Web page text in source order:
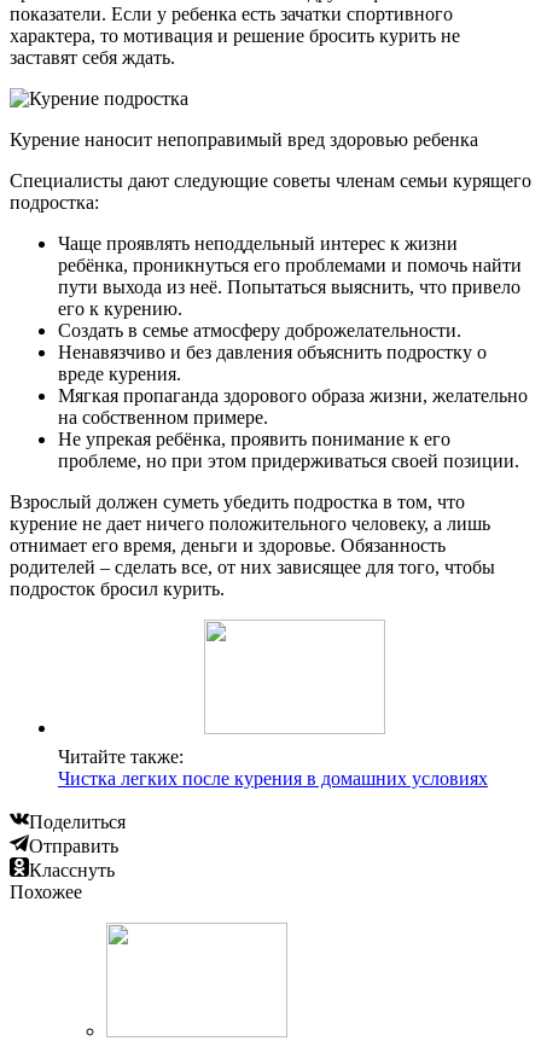
показатели. Если у ребенка есть зачатки спортивного
характера, то мотивация и решение бросить курить не
заставят себя ждать.
Курение наносит непоправимый вред здоровью ребенка
Специалисты дают следующие советы членам семьи курящего
подростка:
Чаще проявлять неподдельный интерес к жизни
ребёнка, проникнуться его проблемами и помочь найти
пути выхода из неё. Попытаться выяснить, что привело
его к курению.
Создать в семье атмосферу доброжелательности.
Ненавязчиво и без давления объяснить подростку о
вреде курения.
Мягкая пропаганда здорового образа жизни, желательно
на собственном примере.
Не упрекая ребёнка, проявить понимание к его
проблеме, но при этом придерживаться своей позиции.
Взрослый должен суметь убедить подростка в том, что
курение не дает ничего положительного человеку, а лишь
отнимает его время, деньги и здоровье. Обязанность
родителей – сделать все, от них зависящее для того, чтобы
подросток бросил курить.
Читайте также:
Чистка легких после курения в домашних условиях
Поделиться
Отправить
Класснуть
Похожее